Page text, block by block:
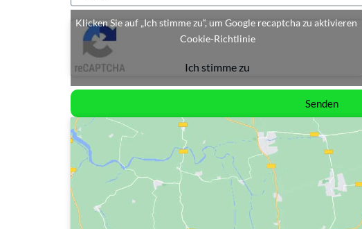
Klicken Sie auf „Ich stimme zu“, um Google recaptcha zu aktivieren
Cookie-Richtlinie
Ich stimme zu
Senden